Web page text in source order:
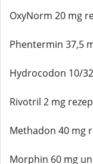
OxyNorm 20 mg
Phentermin 37,5
Hydrocodon 10/
Rivotril 2 mg
Methadon 40 mg
Morphin 60 mg